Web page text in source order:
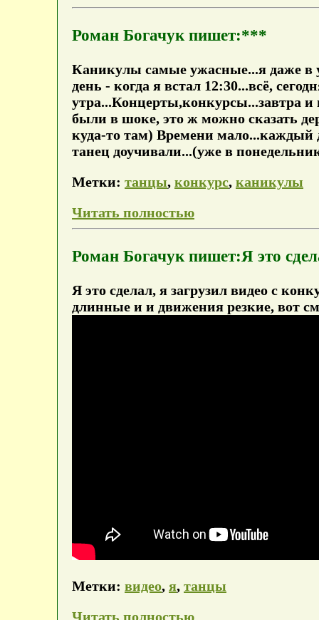
Роман Богачук пишет:***
Каникулы самые ужасные...я даже в
день - когда я встал 12:30...всё,
утра...Концерты,конкурсы...завтра
были в шоке, это ж можно сказать
куда-то там) Времени мало...каждый
танец доучивали...(уже в
Метки: танцы, конкурс, каникулы
Читать полностью
Роман Богачук пишет:Я это
Я это сделал, я загрузил видео с
длинные и и движения резкие, вот
Метки: видео, я, танцы
Читать полностью